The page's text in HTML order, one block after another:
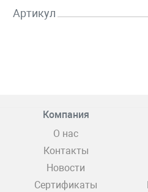
Артикул
Компания
О нас
Контакты
Новости
Сертификаты